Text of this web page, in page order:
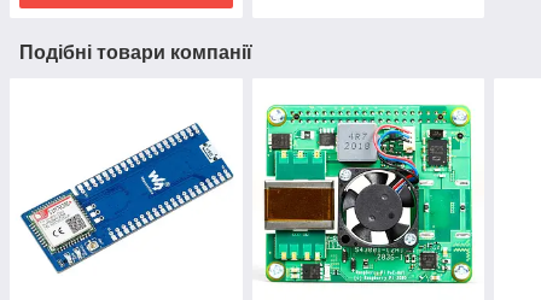
Подібні товари компанії